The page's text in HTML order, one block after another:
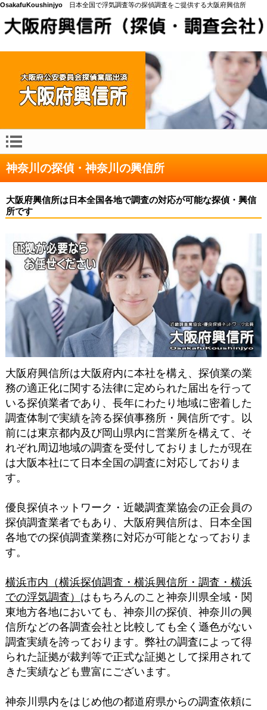
OsakafuKoushinjyo 日本全国で浮気調査等の探偵調査をご提供する大阪府興信所
神奈川の探偵・神奈川の興信所
大阪府興信所は日本全国各地で調査の対応が可能な探偵・興信
所です
大阪府興信所は大阪府内に本社を構え、探偵業の業
務の適正化に関する法律に定められた届出を行って
いる探偵業者であり、長年にわたり地域に密着した
調査体制で実績を誇る探偵事務所・興信所です。以
前には東京都内及び岡山県内に営業所を構えて、そ
れぞれ周辺地域の調査を受付しておりましたが現在
は大阪本社にて日本全国の調査に対応しておりま
す。
優良探偵ネットワーク・近畿調査業協会の正会員の
探偵調査業者でもあり、大阪府興信所は、日本全国
各地での探偵調査業務に対応が可能となっておりま
す。
横浜市内（横浜探偵調査・横浜興信所・調査・横浜
での浮気調査） はもちろんのこと神奈川県全域・関
東地方各地においても、神奈川の探偵、神奈川の興
信所などの各調査会社と比較しても全く遜色がない
調査実績を誇っております。弊社の調査によって得
られた証拠が裁判等で正式な証拠として採用されて
きた実績なども豊富にございます。
神奈川県内をはじめ他の都道府県からの調査依頼に